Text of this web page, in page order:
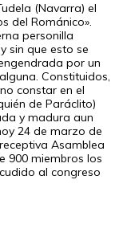
(Navarra) el
del Románico».
personilla
sin que esto se
por un
Constituidos,
constar en el
de Paráclito)
y madura aun
24 de marzo de
Asamblea
900 miembros los
al congreso